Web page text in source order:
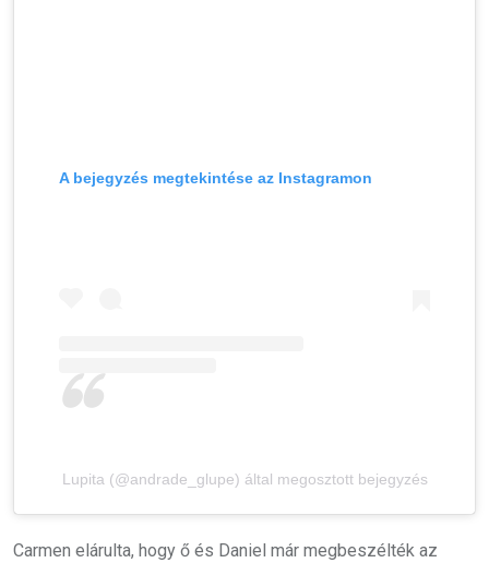
A bejegyzés megtekintése az Instagramon
Lupita (@andrade_glupe) által megosztott bejegyzés
Carmen elárulta, hogy ő és Daniel már megbeszélték az